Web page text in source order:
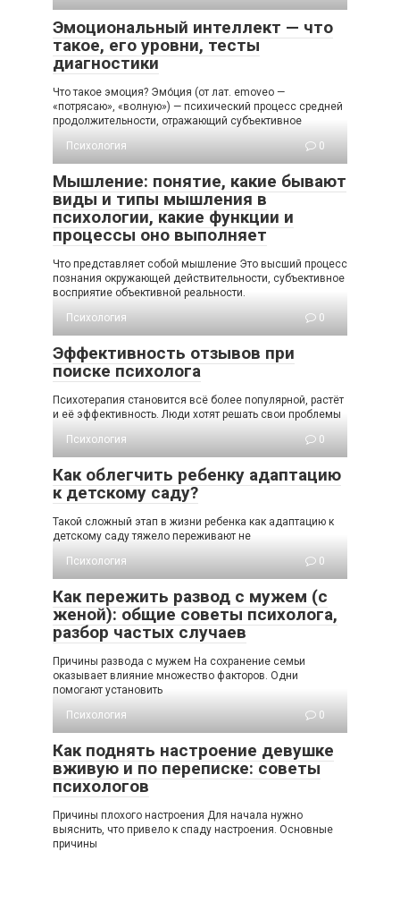
Эмоциональный интеллект — что
такое, его уровни, тесты
диагностики
Что такое эмоция? Эмо́ция (от лат. emoveo —
«потрясаю», «волную») — психический процесс средней
продолжительности, отражающий субъективное
Психология
0
Мышление: понятие, какие бывают
виды и типы мышления в
психологии, какие функции и
процессы оно выполняет
Что представляет собой мышление Это высший процесс
познания окружающей действительности, субъективное
восприятие объективной реальности.
Психология
0
Эффективность отзывов при
поиске психолога
Психотерапия становится всё более популярной, растёт
и её эффективность. Люди хотят решать свои проблемы
Психология
0
Как облегчить ребенку адаптацию
к детскому саду?
Такой сложный этап в жизни ребенка как адаптацию к
детскому саду тяжело переживают не
Психология
0
Как пережить развод с мужем (с
женой): общие советы психолога,
разбор частых случаев
Причины развода с мужем На сохранение семьи
оказывает влияние множество факторов. Одни
помогают установить
Психология
0
Как поднять настроение девушке
вживую и по переписке: советы
психологов
Причины плохого настроения Для начала нужно
выяснить, что привело к спаду настроения. Основные
причины